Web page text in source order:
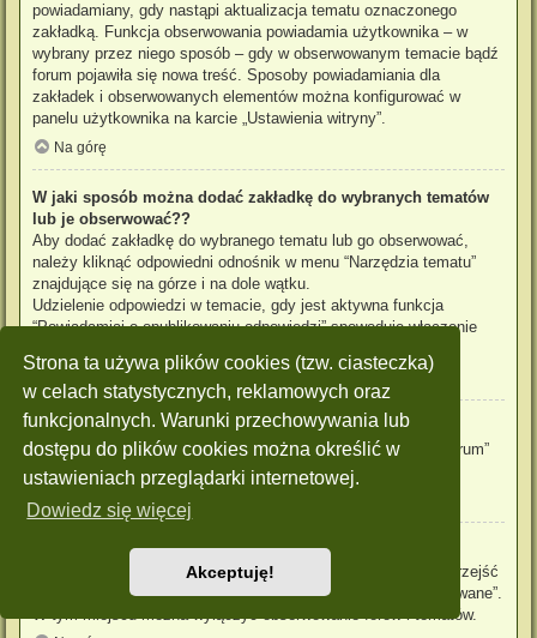
Strona ta używa plików cookies (tzw. ciasteczka)
w celach statystycznych, reklamowych oraz
funkcjonalnych. Warunki przechowywania lub
dostępu do plików cookies można określić w
ustawieniach przeglądarki internetowej.
Dowiedz się więcej
Akceptuję!
powiadamiany, gdy nastąpi aktualizacja tematu oznaczonego
zakładką. Funkcja obserwowania powiadamia użytkownika – w
wybrany przez niego sposób – gdy w obserwowanym temacie bądź
forum pojawiła się nowa treść. Sposoby powiadamiania dla
zakładek i obserwowanych elementów można konfigurować w
panelu użytkownika na karcie „Ustawienia witryny”.
Na górę
W jaki sposób można dodać zakładkę do wybranych tematów
lub je obserwować??
Aby dodać zakładkę do wybranego tematu lub go obserwować,
należy kliknąć odpowiedni odnośnik w menu “Narzędzia tematu”
znajdujące się na górze i na dole wątku.
Udzielenie odpowiedzi w temacie, gdy jest aktywna funkcja
“Powiadamiaj o opublikowaniu odpowiedzi” spowoduje włączenie
Jak obserwować wybrane forum?
Aby obserwować wybrane forum, należy kliknąć „Obserwuj forum”
znajdujący się na dole strony.
Na górę
W jaki sposób usunąć obserwowanie forum, tematu?
Aby wyłączyć funkcję obserwowania forum, tematu, należy przejść
do panelu zarządzania kontem i następnie do karty “Obserwowane”.
W tym miejscu można wyłączyć obserwowanie forów i tematów.